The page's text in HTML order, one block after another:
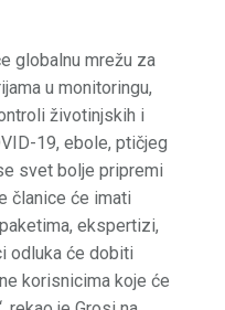
globalnu mrežu za
u monitoringu,
životinjskih i
19, ebole, ptičjeg
svet bolje pripremi
članice će imati
ekspertizi,
odluka će dobiti
korisnicima koje će